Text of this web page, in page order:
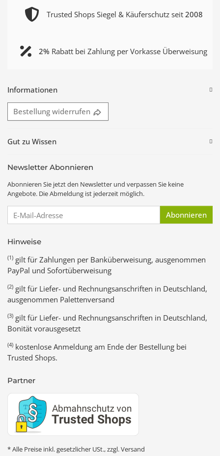
Trusted Shops Siegel & Käuferschutz seit 2008
2% Rabatt bei Zahlung per Vorkasse Überweisung
Informationen
Bestellung widerrufen
Gut zu Wissen
Newsletter Abonnieren
Abonnieren Sie jetzt den Newsletter und verpassen Sie keine
Angebote. Die Abmeldung ist jederzeit möglich.
E-Mail-Adresse Abonnieren
Hinweise
(1) gilt für Zahlungen per Banküberweisung, ausgenommen
PayPal und Sofortüberweisung
(2) gilt für Liefer- und Rechnungsanschriften in Deutschland,
ausgenommen Palettenversand
(3) gilt für Liefer- und Rechnungsanschriften in Deutschland,
Bonität vorausgesetzt
(4) kostenlose Anmeldung am Ende der Bestellung bei
Trusted Shops.
Partner
* Alle Preise inkl. gesetzlicher USt., zzgl.Versand